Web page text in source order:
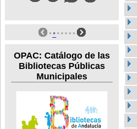
OPAC: Catálogo de las
Bibliotecas Públicas
Municipales